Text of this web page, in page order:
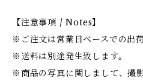
【注意事項 / Notes】
※ご注文は営業日ベースでの出
※送料は別途発生致します。
※商品の写真に関しまして、撮